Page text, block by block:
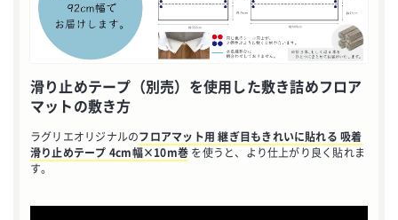
滑り止めテープ（別売）を使用した敷き詰めフロア
マットの敷き方
ラグリエオリジナルのフロアマット用 継ぎ目もきれいに貼れる 吸着
滑り止めテープ 4cm幅×10m巻 を使うと、より仕上がり良く貼れま
す。